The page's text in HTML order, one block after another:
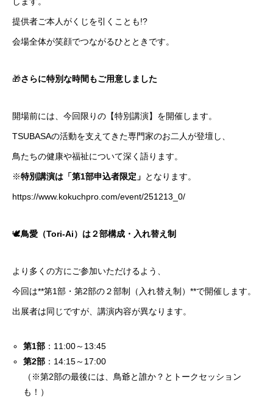
提供者ご本人がくじを引くことも!?
会場全体が笑顔でつながるひとときです。
🎁さらに特別な時間もご用意しました
開場前には、今回限りの【特別講演】を開催します。
TSUBASAの活動を支えてきた専門家のお二人が登壇し、
鳥たちの健康や福祉について深く語ります。
※特別講演は「第1部申込者限定」 となります。
https://www.kokuchpro.com/event/251213_0/
🕊鳥愛（Tori-Ai）は２部構成・入れ替え制
より多くの方にご参加いただけるよう、
今回は**第1部・第2部の２部制（入れ替え制）**で開催します。
出展者は同じですが、講演内容が異なります。
第1部 ：11:00～13:45
第2部 ：14:15～17:00
（※第2部の最後には、鳥爺と誰か？とトークセッション
も！）